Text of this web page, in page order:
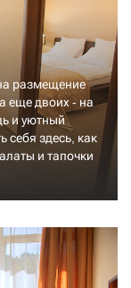
размещение
еще двоих - на
и уютный
себя здесь, как
и тапочки